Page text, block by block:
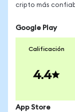
cripto más
Google Play
Calificación
4.4
App Store